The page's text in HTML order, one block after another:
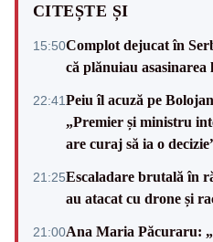
CITEȘTE ȘI
15:50Complot dejucat în
că plănuiau asasinarea
22:41Peiu îl acuză pe
„Premier și ministru
are curaj să ia o
21:25Escaladare brutală în
au atacat cu drone și
21:00Ana Maria Păcuraru: